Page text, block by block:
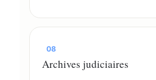
08
Archives judiciaires